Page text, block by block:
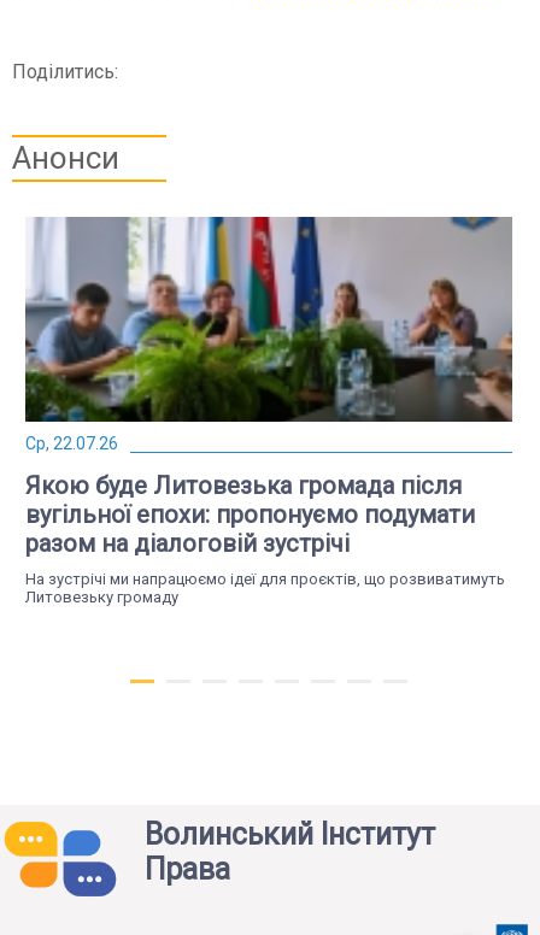
Поділитись:
Анонси
Ср, 22.07.26
Якою буде Литовезька громада після
вугільної епохи: пропонуємо подумати
разом на діалоговій зустрічі
На зустрічі ми напрацюємо ідеї для проєктів, що розвиватимуть
Литовезьку громаду
Вт, 14.07.26
Волинський Інститут
Права